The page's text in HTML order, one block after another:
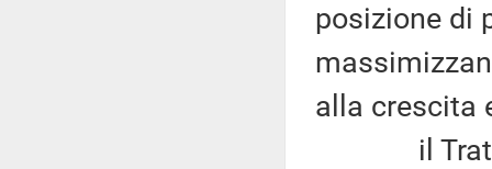
posizione di
alla crescita
il Trattato